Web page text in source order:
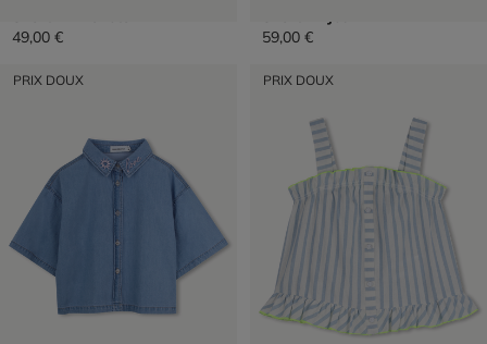
49,00 €
59,00 €
PRIX DOUX PRIX DOUX